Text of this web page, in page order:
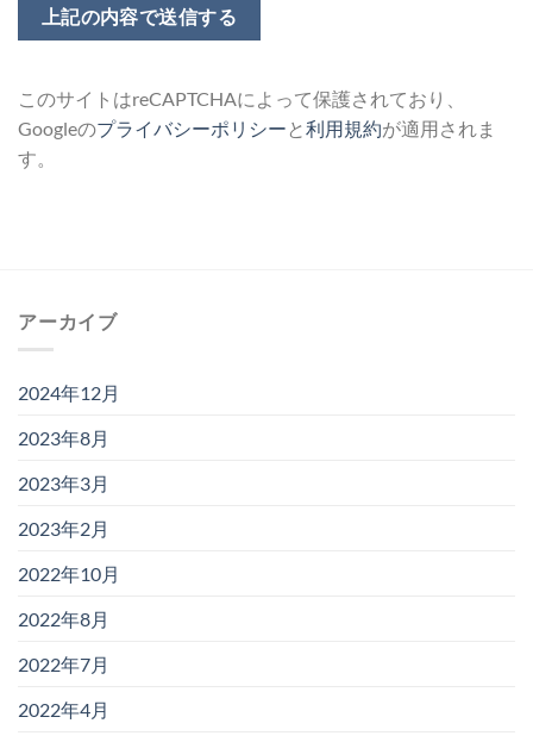
このサイトはreCAPTCHAによって保護されており、
Googleのプライバシーポリシー と利用規約が適用されま
す。
アーカイブ
2024年12月
2023年8月
2023年3月
2023年2月
2022年10月
2022年8月
2022年7月
2022年4月